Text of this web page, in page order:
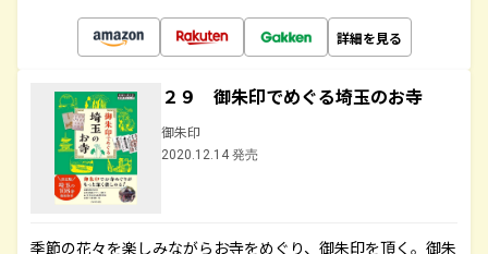
詳細を見る
２９ 御朱印でめぐる埼玉のお寺
御朱印
2020.12.14 発売
季節の花々を楽しみながらお寺をめぐり、御朱印を頂く。御朱